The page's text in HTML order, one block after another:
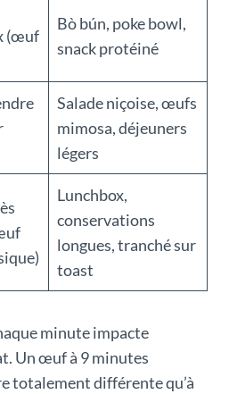
(œuf
Bò bún, poke bowl,
snack protéiné
Salade niçoise, œufs
mimosa, déjeuners
légers
Lunchbox,
conservations
longues, tranché sur
toast
minute impacte
Un œuf à 9 minutes
totalement différente qu’à